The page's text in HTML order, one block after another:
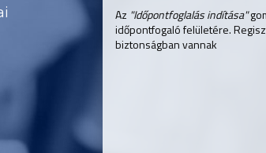
Az "Időpontfoglalás indítása"
időpontfogaló felületére.
biztonságban vannak